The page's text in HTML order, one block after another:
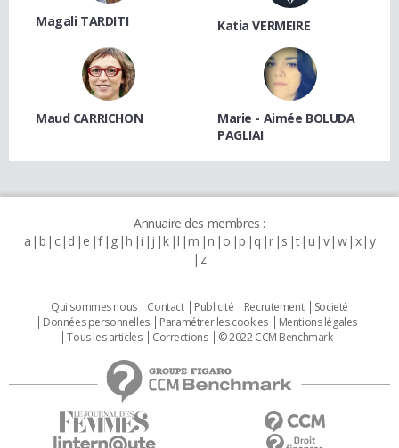
Magali TARDITI Katia VERMEIRE
Maud CARRICHON
Marie - Aimée BOLUDA
PAGLIAI
Annuaire des membres :
a b c d e f g h i j k l m n o p q r s t u v w x y
z
Qui sommes nous Contact Publicité Recrutement
Societé
Données personnelles
Paramétrer les cookies
Mentions légales
Tous les articles
Corrections © 2022 CCM Benchmark